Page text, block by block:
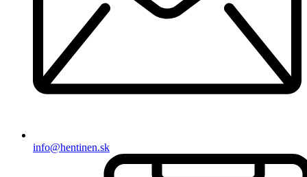
info@hentinen.sk